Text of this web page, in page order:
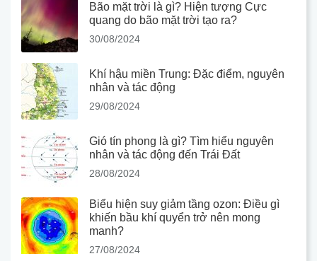
Bão mặt trời là gì? Hiện tượng Cực
quang do bão mặt trời tạo ra?
30/08/2024
Khí hậu miền Trung: Đặc điểm, nguyên
nhân và tác động
29/08/2024
Gió tín phong là gì? Tìm hiểu nguyên
nhân và tác động đến Trái Đất
28/08/2024
Biểu hiện suy giảm tầng ozon: Điều gì
khiến bầu khí quyển trở nên mong
manh?
27/08/2024